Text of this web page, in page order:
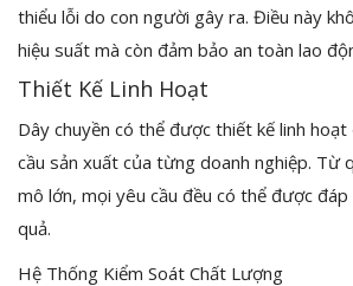
thiểu lỗi do con người gây ra. Điều này
hiệu suất mà còn đảm bảo an toàn lao
Thiết Kế Linh Hoạt
Dây chuyền có thể được thiết kế linh hoạt
cầu sản xuất của từng doanh nghiệp. Từ
mô lớn, mọi yêu cầu đều có thể được
quả.
Hệ Thống Kiểm Soát Chất Lượng